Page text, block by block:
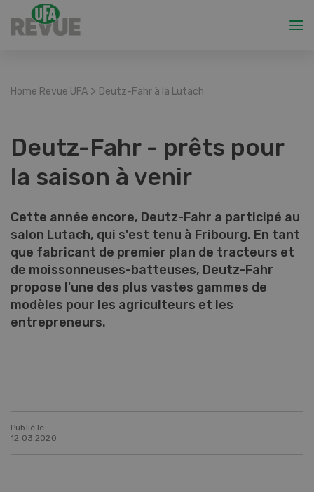
Home Revue UFA > Deutz-Fahr à la Lutach
Deutz-Fahr - prêts pour
la saison à venir
Cette année encore, Deutz-Fahr a participé au
salon Lutach, qui s'est tenu à Fribourg. En tant
que fabricant de premier plan de tracteurs et
de moissonneuses-batteuses, Deutz-Fahr
propose l'une des plus vastes gammes de
modèles pour les agriculteurs et les
entrepreneurs.
Publié le
12.03.2020